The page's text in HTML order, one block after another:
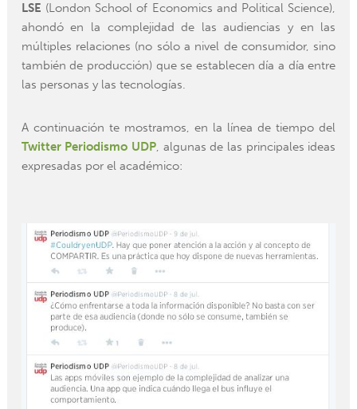
LSE (London School of Economics and Political Science),
ahondó en la complejidad de las audiencias y en las
múltiples relaciones (no sólo a nivel de consumidor, sino
también de producción) que se establecen día a día entre
las personas y las tecnologías.
A continuación te mostramos, en la línea de tiempo del
Twitter Periodismo UDP, algunas de las principales ideas
expresadas por el académico: